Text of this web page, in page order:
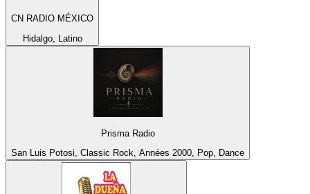
CN RADIO MÉXICO
Hidalgo, Latino
Prisma Radio
San Luis Potosi, Classic Rock, Années 2000, Pop, Dance